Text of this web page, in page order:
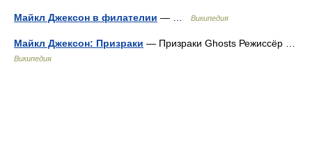
Майкл Джексон в филателии — … Википедия
Майкл Джексон: Призраки — Призраки Ghosts Режиссёр …
Википедия